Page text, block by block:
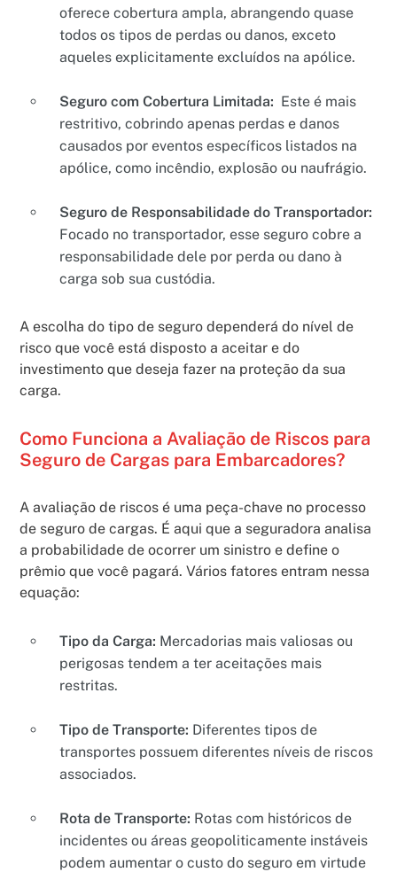
oferece cobertura ampla, abrangendo quase
todos os tipos de perdas ou danos, exceto
aqueles explicitamente excluídos na apólice.
Seguro com Cobertura Limitada: Este é mais
restritivo, cobrindo apenas perdas e danos
causados por eventos específicos listados na
apólice, como incêndio, explosão ou naufrágio.
Seguro de Responsabilidade do Transportador:
Focado no transportador, esse seguro cobre a
responsabilidade dele por perda ou dano à
carga sob sua custódia.
A escolha do tipo de seguro dependerá do nível de
risco que você está disposto a aceitar e do
investimento que deseja fazer na proteção da sua
carga.
Como Funciona a Avaliação de Riscos para
Seguro de Cargas para Embarcadores?
A avaliação de riscos é uma peça-chave no processo
de seguro de cargas. É aqui que a seguradora analisa
a probabilidade de ocorrer um sinistro e define o
prêmio que você pagará. Vários fatores entram nessa
equação:
Tipo da Carga: Mercadorias mais valiosas ou
perigosas tendem a ter aceitações mais
restritas.
Tipo de Transporte: Diferentes tipos de
transportes possuem diferentes níveis de riscos
associados.
Rota de Transporte: Rotas com históricos de
incidentes ou áreas geopoliticamente instáveis
podem aumentar o custo do seguro em virtude